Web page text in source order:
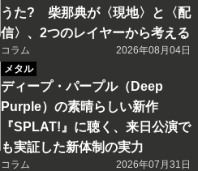
うた? 柴那典が〈現地〉と〈配
信〉、2つのレイヤーから考える
コラム
2026年08月04日
メタル
ディープ・パープル（Deep
Purple）の素晴らしい新作
『SPLAT!』に聴く、来日公演で
も実証した新体制の実力
コラム
2026年07月31日